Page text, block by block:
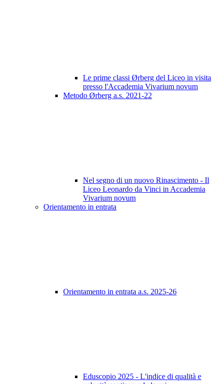
Le prime classi Ørberg del Liceo in visita
presso l'Accademia Vivarium novum
Metodo Ørberg a.s. 2021-22
Nel segno di un nuovo Rinascimento - Il
Liceo Leonardo da Vinci in Accademia
Vivarium novum
Orientamento in entrata
Orientamento in entrata a.s. 2025-26
Eduscopio 2025 - L'indice di qualità e